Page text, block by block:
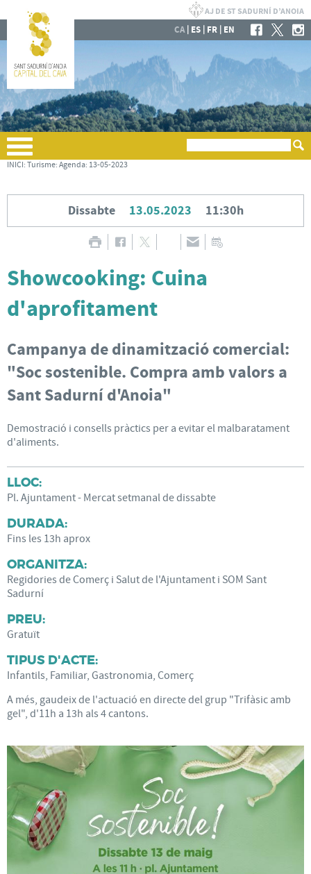
CA| ES | FR | EN
INICI: Turisme: Agenda: 13-05-2023
Dissabte 13.05.2023 11:30h
Showcooking: Cuina
d'aprofitament
Campanya de dinamització comercial:
"Soc sostenible. Compra amb valors a
Sant Sadurní d'Anoia"
Demostració i consells pràctics per a evitar el malbaratament
d'aliments.
LLOC:
Pl. Ajuntament - Mercat setmanal de dissabte
DURADA:
Fins les 13h aprox
ORGANITZA:
Regidories de Comerç i Salut de l'Ajuntament i SOM Sant
Sadurní
PREU:
Gratuït
TIPUS D'ACTE:
Infantils, Familiar, Gastronomia, Comerç
A més, gaudeix de l'actuació en directe del grup "Trifàsic amb
gel", d'11h a 13h als 4 cantons.